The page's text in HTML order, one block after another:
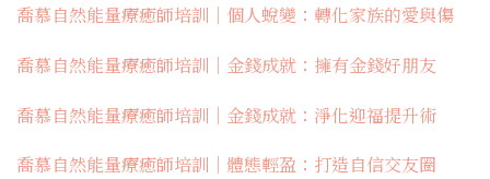
喬慕自然能量療癒師培訓｜個人蛻變：轉化家族的愛與傷
喬慕自然能量療癒師培訓｜金錢成就：擁有金錢好朋友
喬慕自然能量療癒師培訓｜金錢成就：淨化迎福提升術
喬慕自然能量療癒師培訓｜體態輕盈：打造自信交友圈